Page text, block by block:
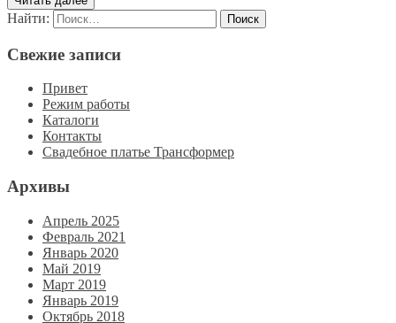
Найти:
Свежие записи
Привет
Режим работы
Каталоги
Контакты
Свадебное платье Трансформер
Архивы
Апрель 2025
Февраль 2021
Январь 2020
Май 2019
Март 2019
Январь 2019
Октябрь 2018